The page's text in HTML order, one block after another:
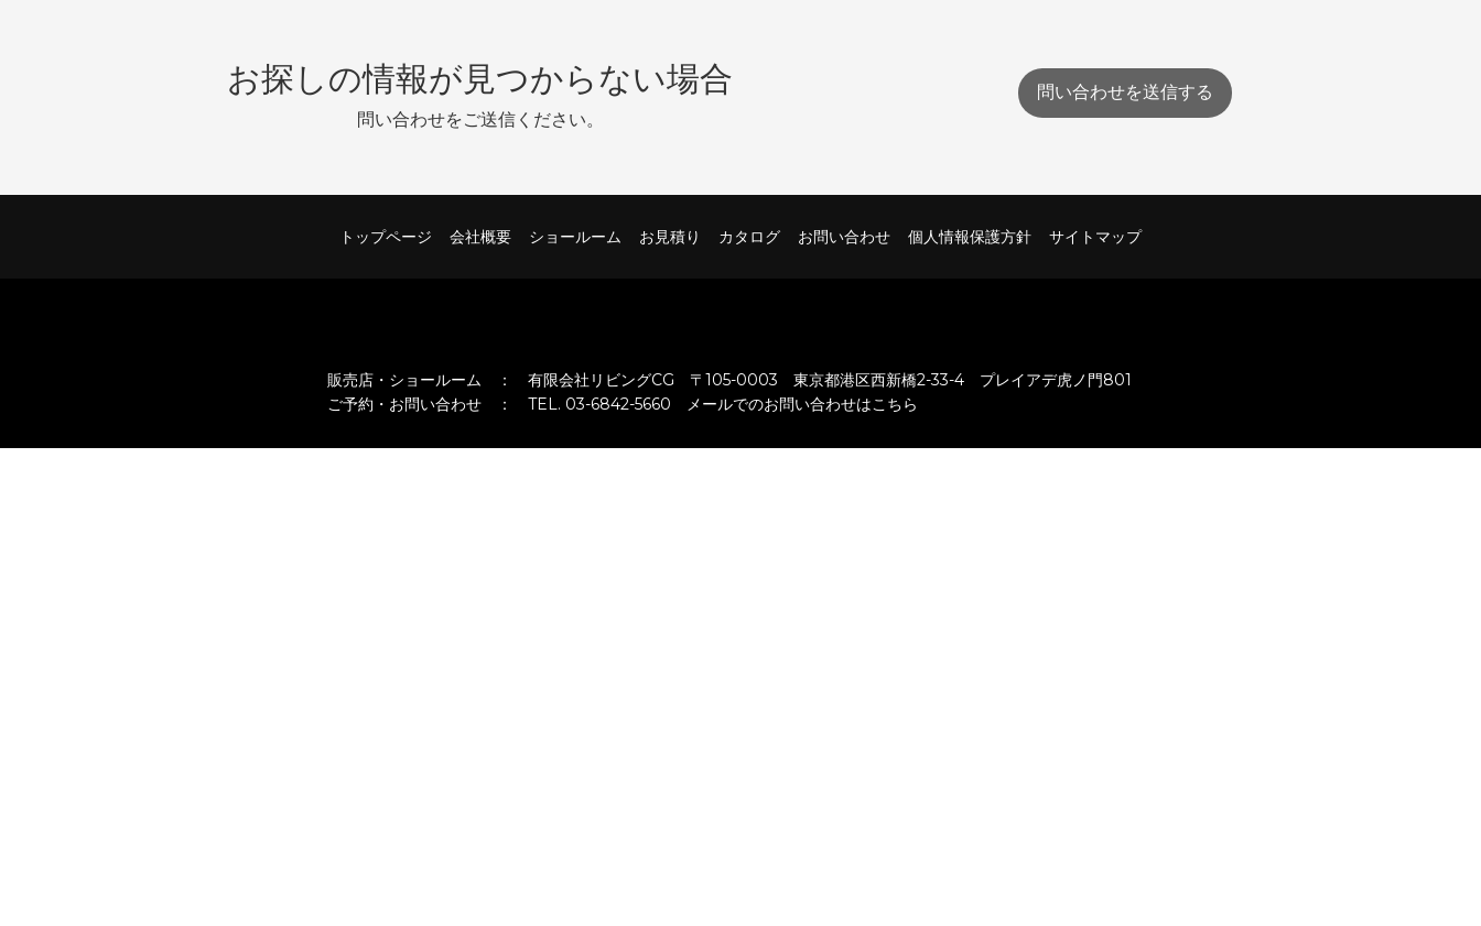
お探しの情報が見つからない場合
問い合わせをご送信ください。
問い合わせを送信する
トップページ 会社概要 ショールーム お見積り カタログ お問い合わせ 個人情報保護方針 サイトマップ
販売店・ショールーム ： 有限会社リビングCG 〒105-0003 東京都港区西新橋2-33-4 プレイアデ虎ノ門801
ご予約・お問い合わせ ： TEL. 03-6842-5660 メールでのお問い合わせはこちら